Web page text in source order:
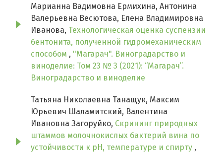
Марианна Вадимовна Ермихина, Антонина
Валерьевна Весютова, Елена Владимировна
Иванова, Технологическая оценка суспензии
бентонита, полученной гидромеханическим
способом , "Магарач". Виноградарство и
виноделие: Том 23 № 3 (2021): “Магарач”.
Виноградарство и виноделие
Татьяна Николаевна Танащук, Максим
Юрьевич Шаламитский, Валентина
Ивановна Загоруйко, Скрининг природных
штаммов молочнокислых бактерий вина по
устойчивости к рН, температуре и спирту ,